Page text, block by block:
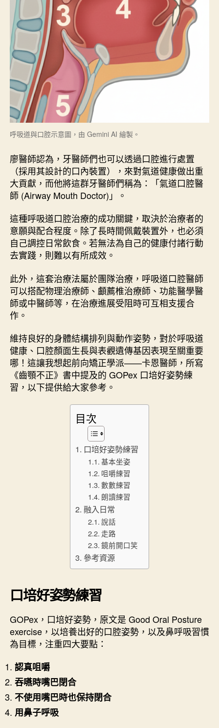
呼吸道與口腔示意圖，由 Gemini AI 繪製。
廖醫師認為，牙醫師們也可以透過口腔進行處置
（採用其設計的口內裝置），來對氣道健康做出重
大貢獻，而他將這群牙醫師們稱為：「氣道口腔醫
師 (Airway Mouth Doctor)」。
這種呼吸道口腔治療的成功關鍵，取決於治療者的
意願與配合程度。除了長時間佩戴裝置外，也必須
自己調控日常飲食。若無法為自己的健康付諸行動
去實踐，則難以有所成效。
此外，這套治療法屬於團隊治療，呼吸道口腔醫師
可以搭配物理治療師、顱薦椎治療師、功能醫學醫
師或中醫師等，在治療進展受阻時可互相支援合
作。
維持良好的身體結構排列與動作姿勢，對於呼吸道
健康、口腔顏面生長與表觀遺傳基因表現至關重要
哪！這讓我想起前向矯正學派——卡恩醫師，所寫
《齒顎不正》書中提及的 GOPex 口培好姿勢練
習，以下提供給大家參考。
目次
口培好姿勢練習
基本坐姿
咀嚼練習
數數練習
朗讀練習
融入日常
說話
走路
鏡前開口笑
參考資源
口培好姿勢練習
GOPex，口培好姿勢，原文是 Good Oral Posture
exercise，以培養出好的口腔姿勢，以及鼻呼吸習慣
為目標，注重四大要點：
認真咀嚼
吞嚥時嘴巴閉合
不使用嘴巴時也保持閉合
用鼻子呼吸